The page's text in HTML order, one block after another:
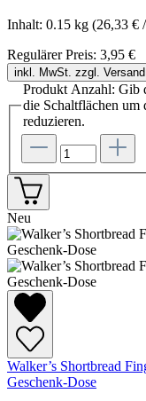
Inhalt: 0.15 kg (26,33 €
Regulärer Preis: 3,95 €
inkl. MwSt. zzgl. Versand
Produkt Anzahl: Gib
die Schaltflächen um
reduzieren.
Neu
Walker’s Shortbread
Geschenk-Dose